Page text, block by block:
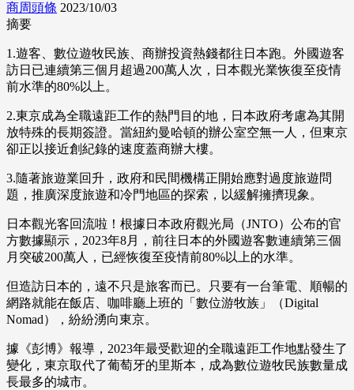
商周頭條 2023/10/03
摘要
1.遊客、數位遊牧民族、商辦投資熱錢都往日本跑。外國遊客
訪日已連續第三個月超過200萬人次，日本觀光業恢復至疫情
前水準的80%以上。
2.東京成為全職遠距工作的熱門目的地，日本政府考慮為其開
放特殊的長期簽證。當紐約曼哈頓的辦公室空無一人，但東京
卻正以接近創紀錄的速度蓋商辦大樓。
3.隨著旅遊業回升，政府和民間機構正開始應對過度旅遊問
題，推廣深度旅遊和冷門地區的探索，以緩解擁擠現象。
日本觀光客回流啦！根據日本政府觀光局（JNTO）公布的官
方數據顯示，2023年8月，前往日本的外國遊客數連續第三個
月突破200萬人，已經恢復至疫情前80%以上的水準。
但造訪日本的，遠不只是旅客而已。只要有一台筆電、順暢的
網路就能在飯店、咖啡廳上班的「數位游牧族」（Digital
Nomad），紛紛湧向東京。
據《彭博》報導，2023年最受歡迎的全職遠距工作地點發生了
變化，東京取代了葡萄牙的里斯本，成為數位遊牧民族數量成
長最多的城市。